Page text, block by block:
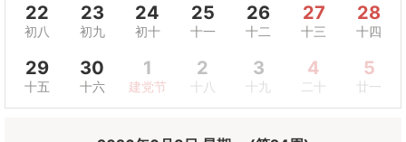
22
初八
23
初九
24
初十
25
十一
26
十二
27
十三
28
十四
29
十五
30
十六
1
建党节
2
十八
3
十九
4 5
廿一